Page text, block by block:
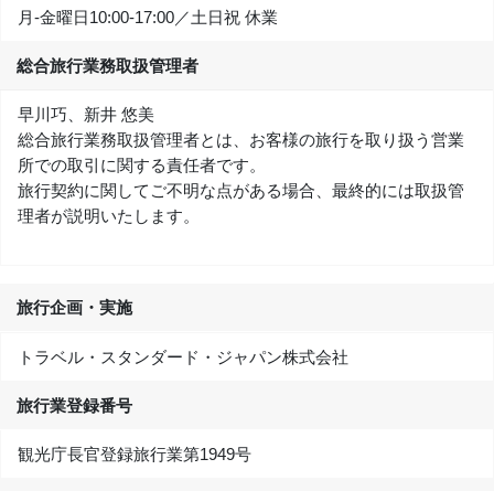
月-金曜日10:00‐17:00／土日祝 休業
総合旅行業務取扱管理者
早川巧、新井 悠美
総合旅行業務取扱管理者とは、お客様の旅行を取り扱う営業
所での取引に関する責任者です。
旅行契約に関してご不明な点がある場合、最終的には取扱管
理者が説明いたします。
旅行企画・実施
トラベル・スタンダード・ジャパン株式会社
旅行業登録番号
観光庁長官登録旅行業第1949号